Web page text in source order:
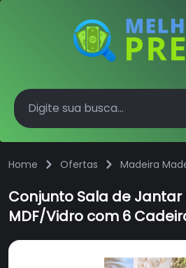
Home Ofertas Madeira
Conjunto Sala de
MDF/Vidro com 6